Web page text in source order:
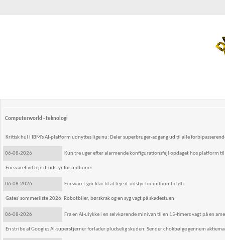
Computerworld - teknologi
Kritisk hul i IBM's AI-platform udnyttes lige nu: Deler superbruger-adgang ud til alle
06-08-2026 Kun tre uger efter alarmende konfigurationsfejl opdaget hos platform
Forsvaret vil leje it-udstyr for millioner
06-08-2026 Forsvaret gør klar til at leje it-udstyr for million-beløb.
Gates' sommerliste 2026: Robotbiler, børskrak og en syg vagt på skadestuen
06-08-2026 Fra en AI-ulykke i en selvkørende minivan til en 15-timers vagt på en
En stribe af Googles AI-superstjerner forlader pludselig skuden: Sender chokbølge gennem